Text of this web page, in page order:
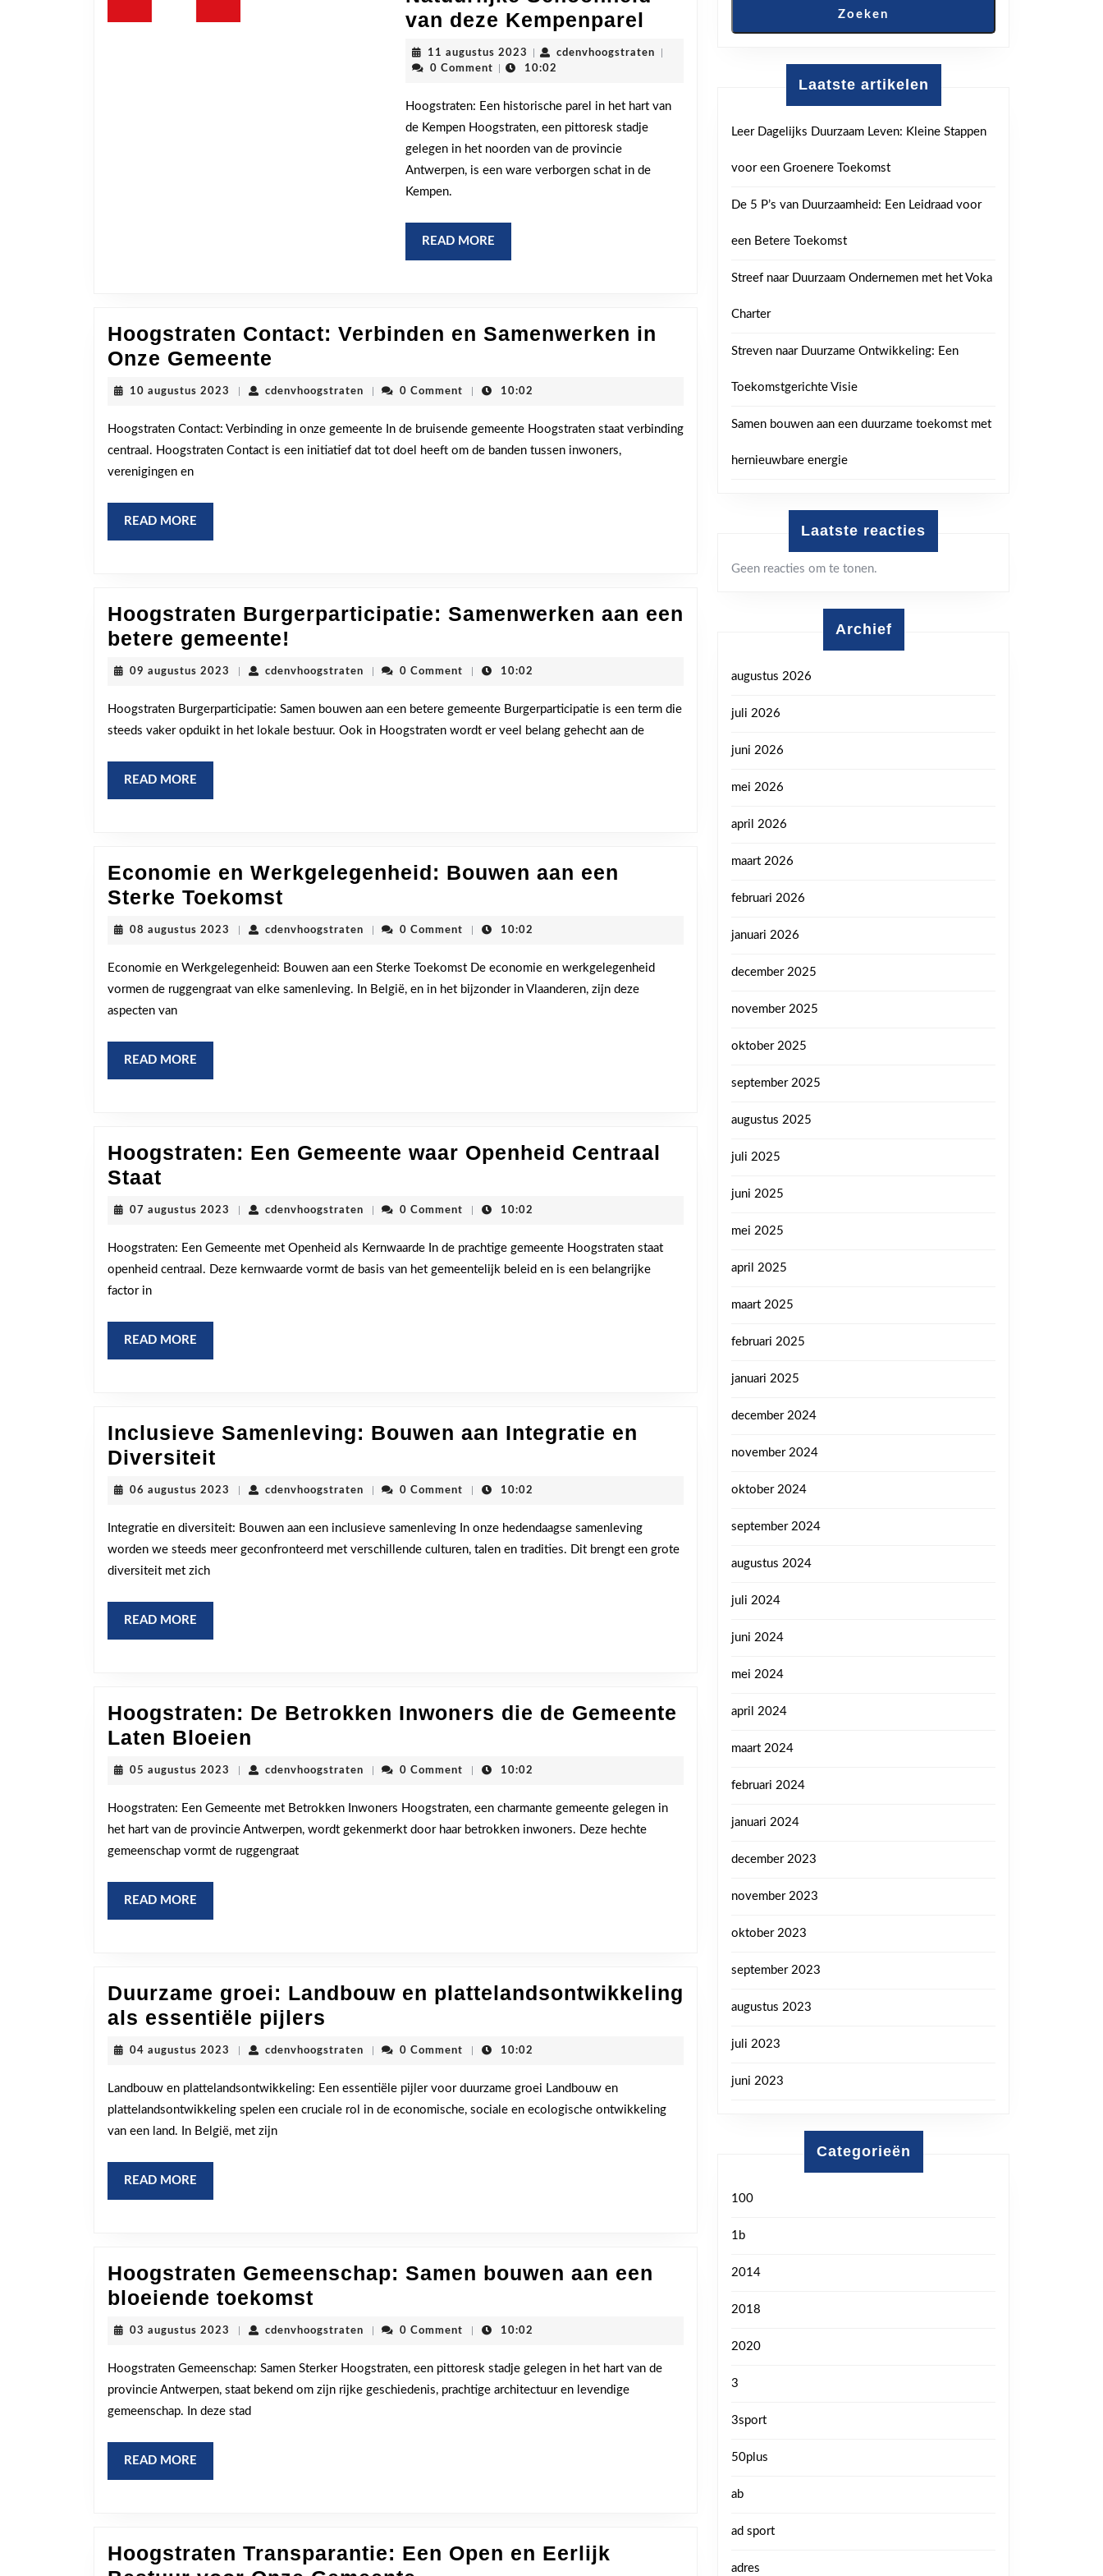
van deze Kempenparel
Ontdek
Pracht
Natuurlijke
11 augustus 2023 11
augustus
cdenvhoogstraten cdenvhoogstraten
0 Comment 10:02
Hoogstraten: Een historische parel in het hart van
de Kempen Hoogstraten, een pittoresk stadje
gelegen in het noorden van de provincie
Antwerpen, is een ware verborgen schat in de
Kempen.
READ MORE
MORE
Hoogstraten Contact: Verbinden en Samenwerken in
Onze Gemeente
Contact:
en
Samenwerken
10 augustus 2023 10
2023
cdenvhoogstratencdenvhoogstraten
0 Comment 10:02
Hoogstraten Contact: Verbinding in onze gemeente In de bruisende gemeente Hoogstraten staat verbinding
centraal. Hoogstraten Contact is een initiatief dat tot doel heeft om de banden tussen inwoners,
verenigingen en
READ MORE
MORE
Hoogstraten Burgerparticipatie: Samenwerken aan een
betere gemeente!
Burgerparticipatie:
aan
een
09 augustus 2023 09
2023
cdenvhoogstratencdenvhoogstraten
0 Comment 10:02
Hoogstraten Burgerparticipatie: Samen bouwen aan een betere gemeente Burgerparticipatie is een term die
steeds vaker opduikt in het lokale bestuur. Ook in Hoogstraten wordt er veel belang gehecht aan de
READ MORE
MORE
Economie en Werkgelegenheid: Bouwen aan een
Sterke Toekomst
en
Bouwen
aan
08 augustus 2023 08
2023
cdenvhoogstratencdenvhoogstraten
0 Comment 10:02
Economie en Werkgelegenheid: Bouwen aan een Sterke Toekomst De economie en werkgelegenheid
vormen de ruggengraat van elke samenleving. In België, en in het bijzonder in Vlaanderen, zijn deze
aspecten van
READ MORE
MORE
Hoogstraten: Een Gemeente waar Openheid Centraal
Staat
Een
waar
Openheid
Staat
07 augustus 2023 07
2023
cdenvhoogstratencdenvhoogstraten
0 Comment 10:02
Hoogstraten: Een Gemeente met Openheid als Kernwaarde In de prachtige gemeente Hoogstraten staat
openheid centraal. Deze kernwaarde vormt de basis van het gemeentelijk beleid en is een belangrijke
factor in
READ MORE
MORE
Inclusieve Samenleving: Bouwen aan Integratie en
Diversiteit
Samenleving:
aan
Integratie
06 augustus 2023 06
2023
cdenvhoogstratencdenvhoogstraten
0 Comment 10:02
Integratie en diversiteit: Bouwen aan een inclusieve samenleving In onze hedendaagse samenleving
worden we steeds meer geconfronteerd met verschillende culturen, talen en tradities. Dit brengt een grote
diversiteit met zich
READ MORE
MORE
Hoogstraten: De Betrokken Inwoners die de Gemeente
Laten Bloeien
De
Inwoners
die
de
05 augustus 2023 05
2023
cdenvhoogstratencdenvhoogstraten
0 Comment 10:02
Hoogstraten: Een Gemeente met Betrokken Inwoners Hoogstraten, een charmante gemeente gelegen in
het hart van de provincie Antwerpen, wordt gekenmerkt door haar betrokken inwoners. Deze hechte
gemeenschap vormt de ruggengraat
READ MORE
MORE
Duurzame groei: Landbouw en plattelandsontwikkeling
als essentiële pijlers
groei:
en
plattelandsontwikkeling
04 augustus 2023 04
2023
cdenvhoogstratencdenvhoogstraten
0 Comment 10:02
Landbouw en plattelandsontwikkeling: Een essentiële pijler voor duurzame groei Landbouw en
plattelandsontwikkeling spelen een cruciale rol in de economische, sociale en ecologische ontwikkeling
van een land. In België, met zijn
READ MORE
MORE
Hoogstraten Gemeenschap: Samen bouwen aan een
bloeiende toekomst
Gemeenschap:
bouwen
aan
03 augustus 2023 03
2023
cdenvhoogstratencdenvhoogstraten
0 Comment 10:02
Hoogstraten Gemeenschap: Samen Sterker Hoogstraten, een pittoresk stadje gelegen in het hart van de
provincie Antwerpen, staat bekend om zijn rijke geschiedenis, prachtige architectuur en levendige
gemeenschap. In deze stad
READ MORE
MORE
Hoogstraten Transparantie: Een Open en Eerlijk
Zoeken
Laatste artikelen
Leer Dagelijks Duurzaam Leven: Kleine Stappen
voor een Groenere Toekomst
De 5 P’s van Duurzaamheid: Een Leidraad voor
een Betere Toekomst
Streef naar Duurzaam Ondernemen met het Voka
Charter
Streven naar Duurzame Ontwikkeling: Een
Toekomstgerichte Visie
Samen bouwen aan een duurzame toekomst met
hernieuwbare energie
Laatste reacties
Geen reacties om te tonen.
Archief
augustus 2026
juli 2026
juni 2026
mei 2026
april 2026
maart 2026
februari 2026
januari 2026
december 2025
november 2025
oktober 2025
september 2025
augustus 2025
juli 2025
juni 2025
mei 2025
april 2025
maart 2025
februari 2025
januari 2025
december 2024
november 2024
oktober 2024
september 2024
augustus 2024
juli 2024
juni 2024
mei 2024
april 2024
maart 2024
februari 2024
januari 2024
december 2023
november 2023
oktober 2023
september 2023
augustus 2023
juli 2023
juni 2023
Categorieën
100
1b
2014
2018
2020
3
3sport
50plus
ab
ad sport
adres